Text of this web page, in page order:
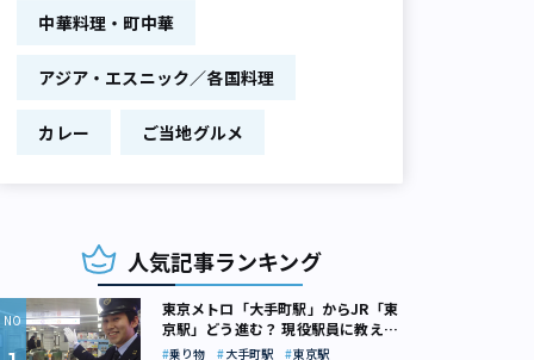
中華料理・町中華
アジア・エスニック／各国料理
カレー ご当地グルメ
人気記事ランキング
東京メトロ「大手町駅」からJR「東
京駅」どう進む？ 現役駅員に教えて
もらいました
乗り物 大手町駅 東京駅